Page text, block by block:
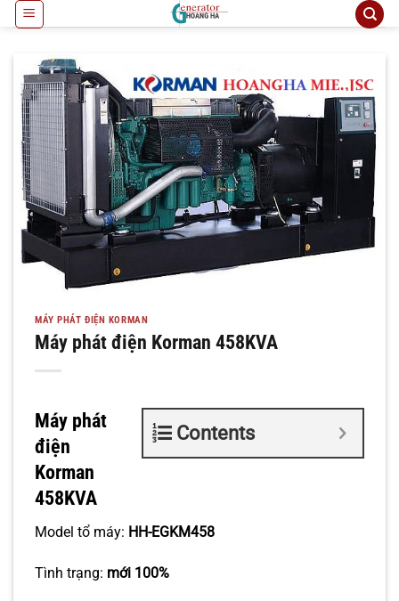
qua
dung
MÁY PHÁT ĐIỆN KORMAN
Máy phát điện Korman 458KVA
Contents
Máy phát
điện
Korman
458KVA
Model tổ máy: HH-EGKM458
Tình trạng: mới 100%